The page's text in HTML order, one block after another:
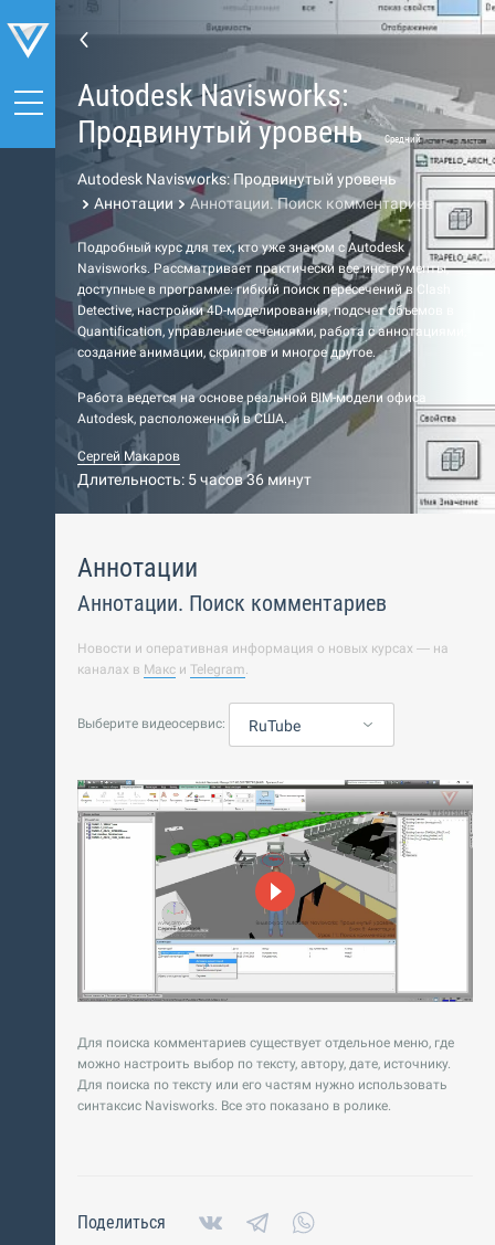
Autodesk Navisworks:
Продвинутый уровень
Средний
Autodesk Navisworks: Продвинутый уровень
Аннотации
Аннотации. Поиск комментариев
Подробный курс для тех, кто уже знаком с Autodesk
Navisworks. Рассматривает практически все инструменты,
доступные в программе: гибкий поиск пересечений в Clash
Detective, настройки 4D-моделирования, подсчет объемов в
Quantification, управление сечениями, работа с аннотациями,
создание анимации, скриптов и многое другое.
Работа ведется на основе реальной BIM-модели офиса
Autodesk, расположенной в США.
Сергей Макаров
Длительность: 5 часов 36 минут
Аннотации
Аннотации. Поиск комментариев
Новости и оперативная информация о новых курсах — на
каналах в Макс и Telegram.
Выберите видеосервис: RuTube
Для поиска комментариев существует отдельное меню, где
можно настроить выбор по тексту, автору, дате, источнику.
Для поиска по тексту или его частям нужно использовать
синтаксис Navisworks. Все это показано в ролике.
Поделиться